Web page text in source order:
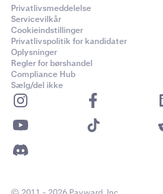
overførsel i fremtiden ved
- Vælge fra topmenuen,
External Accounts
Enhver ekstern konto).
- Vælg det kaldenavn, du
(Overfør til andre).
- Indtast beløbet, bekræft
Privatlivsmeddelelse
Servicevilkår
Cookieindstillinger
Privatlivspolitik for kandidater
Oplysninger
Regler for børshandel
Compliance Hub
Sælg/del ikke